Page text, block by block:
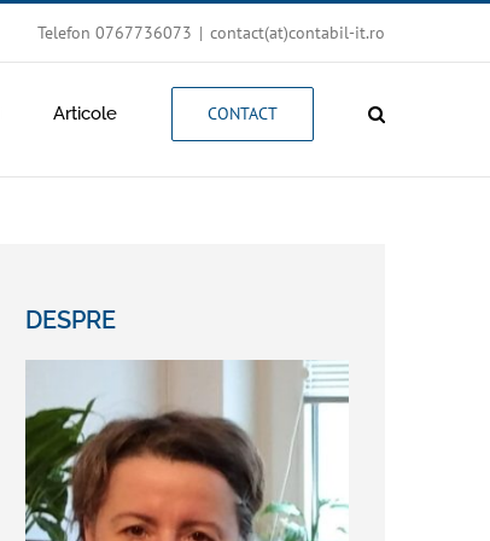
Telefon 0767736073 | contact(at)contabil-it.ro
Articole CONTACT
DESPRE